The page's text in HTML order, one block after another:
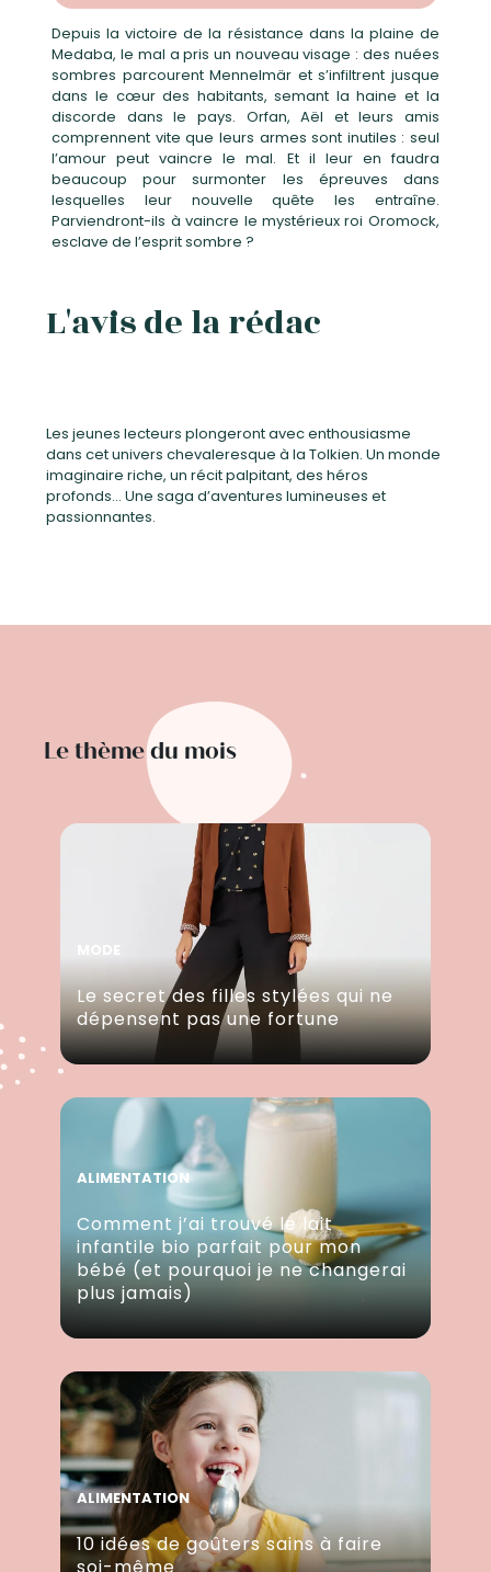
Depuis la victoire de la résistance dans la plaine de
Medaba, le mal a pris un nouveau visage : des nuées
sombres parcourent Mennelmär et s’infiltrent jusque
dans le cœur des habitants, semant la haine et la
discorde dans le pays. Orfan, Aël et leurs amis
comprennent vite que leurs armes sont inutiles : seul
l’amour peut vaincre le mal. Et il leur en faudra
beaucoup pour surmonter les épreuves dans
lesquelles leur nouvelle quête les entraîne.
Parviendront-ils à vaincre le mystérieux roi Oromock,
esclave de l’esprit sombre ?
L'avis de la rédac
Les jeunes lecteurs plongeront avec enthousiasme
dans cet univers chevaleresque à la Tolkien. Un monde
imaginaire riche, un récit palpitant, des héros
profonds… Une saga d’aventures lumineuses et
passionnantes.
Le thème du mois
Le secret des filles stylées qui ne
dépensent pas une fortune
ALIMENTATION
Comment j’ai trouvé le lait
infantile bio parfait pour mon
bébé (et pourquoi je ne changerai
plus jamais)
ALIMENTATION
10 idées de goûters sains à faire
soi-même